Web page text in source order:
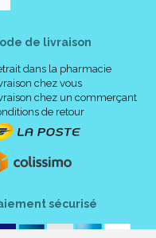
mg
3 g
de livraison
dans la pharmacie
chez vous
chez un commerçant
de retour
sécurisé